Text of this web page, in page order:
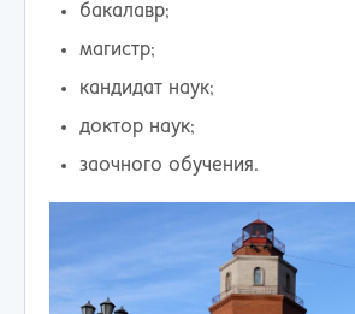
бакалавр;
магистр;
кандидат наук;
доктор наук;
заочного обучения.